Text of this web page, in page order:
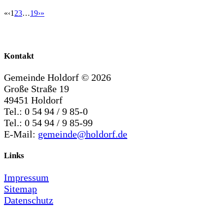
«‹1 23…19›»
Kontakt
Gemeinde Holdorf © 2026
Große Straße 19
49451 Holdorf
Tel.: 0 54 94 / 9 85-0
Tel.: 0 54 94 / 9 85-99
E-Mail: gemeinde@holdorf.de
Links
Impressum
Sitemap
Datenschutz